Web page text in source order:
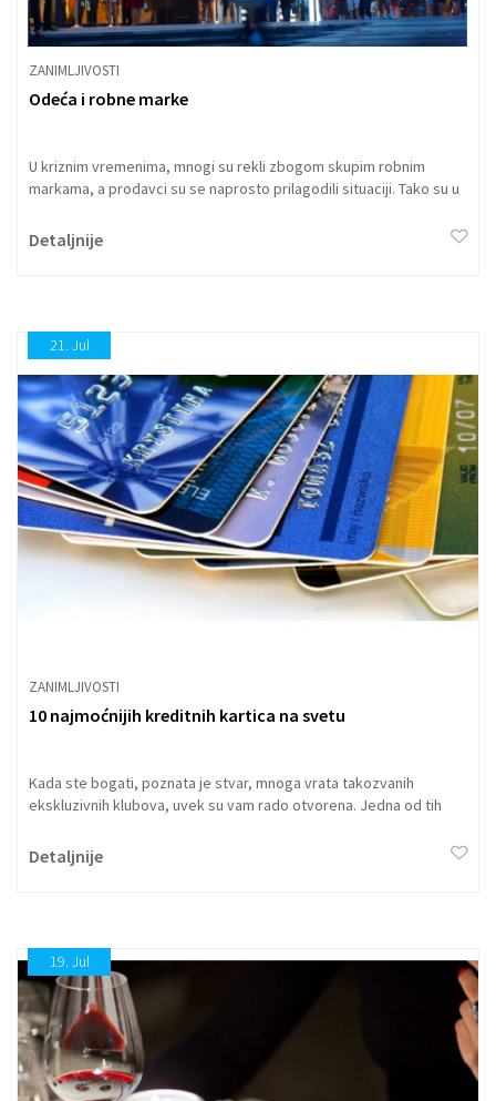
ZANIMLJIVOSTI
Odeća i robne marke
U kriznim vremenima, mnogi su rekli zbogom skupim robnim
markama, a prodavci su se naprosto prilagodili situaciji. Tako su u
trenutku, na primer, četiri puta niže nego u Srbiji.
Detaljnije
21. Jul
ZANIMLJIVOSTI
10 najmoćnijih kreditnih kartica na svetu
Kada ste bogati, poznata je stvar, mnoga vrata takozvanih
ekskluzivnih klubova, uvek su vam rado otvorena. Jedna od tih
se ne izdaju svima.
Detaljnije
19. Jul